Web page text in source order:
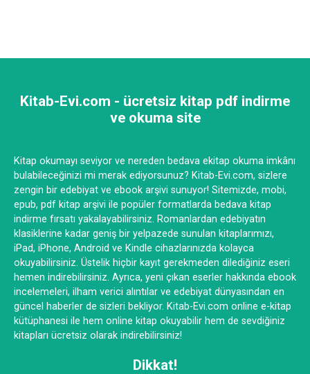
Kitab-Evi.com - ücretsiz kitap pdf indirme
ve okuma site
Kitap okumayı seviyor ve nereden bedava ekitap okuma imkânı
bulabileceğinizi mi merak ediyorsunuz? Kitab-Evi.com, sizlere
zengin bir edebiyat ve ebook arşivi sunuyor! Sitemizde, mobi,
epub, pdf kitap arşivi ile popüler formatlarda bedava kitap
indirme fırsatı yakalayabilirsiniz. Romanlardan edebiyatın
klasiklerine kadar geniş bir yelpazede sunulan kitaplarımızı,
iPad, iPhone, Android ve Kindle cihazlarınızda kolayca
okuyabilirsiniz. Üstelik hiçbir kayıt gerekmeden dilediğiniz eseri
hemen indirebilirsiniz. Ayrıca, yeni çıkan eserler hakkında ebook
incelemeleri, ilham verici alıntılar ve edebiyat dünyasından en
güncel haberler de sizleri bekliyor. Kitab-Evi.com online e-kitap
kütüphanesi ile hem online kitap okuyabilir hem de sevdiğiniz
kitapları ücretsiz olarak indirebilirsiniz!
Dikkat!